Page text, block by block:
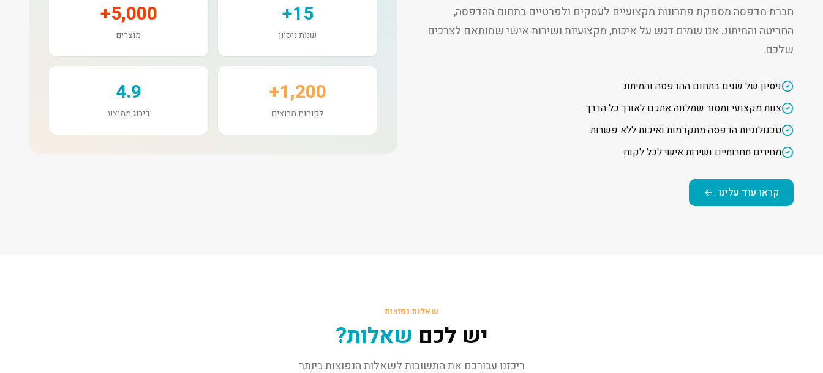
חברת מדפסה מספקת פתרונות מקצועיים לעסקים ולפרטיים בתחום ההדפסה,
החריטה והמיתוג. אנו שמים דגש על איכות, מקצועיות ושירות אישי שמותאם לצרכים
שלכם.
ניסיון של שנים בתחום ההדפסה והמיתוג
צוות מקצועי ומסור שמלווה אתכם לאורך כל הדרך
טכנולוגיות הדפסה מתקדמות ואיכות ללא פשרות
מחירים תחרותיים ושירות אישי לכל לקוח
קראו עוד עלינו
15+
שנות ניסיון
5,000+
מוצרים
1,200+
לקוחות מרוצים
4.9
דירוג ממוצע
שאלות נפוצות
יש לכם שאלות?
ריכזנו עבורכם את התשובות לשאלות הנפוצות ביותר